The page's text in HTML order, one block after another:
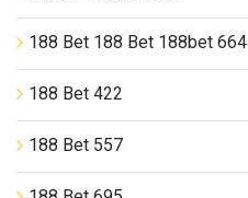
188 Bet 188 Bet 188bet 664
188 Bet 422
188 Bet 557